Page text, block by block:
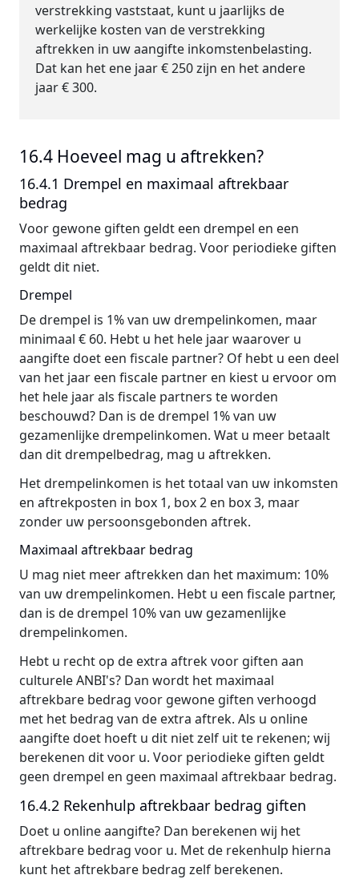
verstrekking vaststaat, kunt u jaarlijks de
werkelijke kosten van de verstrekking
aftrekken in uw aangifte inkomstenbelasting.
Dat kan het ene jaar € 250 zijn en het andere
jaar € 300.
16.4 Hoeveel mag u aftrekken?
16.4.1 Drempel en maximaal aftrekbaar
bedrag
Voor gewone giften geldt een drempel en een
maximaal aftrekbaar bedrag. Voor periodieke giften
geldt dit niet.
Drempel
De drempel is 1% van uw drempelinkomen, maar
minimaal € 60. Hebt u het hele jaar waarover u
aangifte doet een fiscale partner? Of hebt u een deel
van het jaar een fiscale partner en kiest u ervoor om
het hele jaar als fiscale partners te worden
beschouwd? Dan is de drempel 1% van uw
gezamenlijke drempelinkomen. Wat u meer betaalt
dan dit drempelbedrag, mag u aftrekken.
Het drempelinkomen is het totaal van uw inkomsten
en aftrekposten in box 1, box 2 en box 3, maar
zonder uw persoonsgebonden aftrek.
Maximaal aftrekbaar bedrag
U mag niet meer aftrekken dan het maximum: 10%
van uw drempelinkomen. Hebt u een fiscale partner,
dan is de drempel 10% van uw gezamenlijke
drempelinkomen.
Hebt u recht op de extra aftrek voor giften aan
culturele ANBI's? Dan wordt het maximaal
aftrekbare bedrag voor gewone giften verhoogd
met het bedrag van de extra aftrek. Als u online
aangifte doet hoeft u dit niet zelf uit te rekenen; wij
berekenen dit voor u. Voor periodieke giften geldt
geen drempel en geen maximaal aftrekbaar bedrag.
16.4.2 Rekenhulp aftrekbaar bedrag giften
Doet u online aangifte? Dan berekenen wij het
aftrekbare bedrag voor u. Met de rekenhulp hierna
kunt het aftrekbare bedrag zelf berekenen.